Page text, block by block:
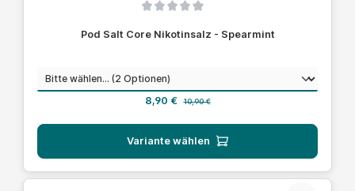
Pod Salt Core Nikotinsalz - Spearmint
Nikotinstärkeauswählen
Verkaufspreis:
8,90 € 10,90 €
Variante wählen